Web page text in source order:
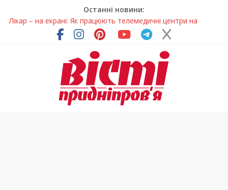
Останні новини:
Лікар – на екрані: Як працюють телемедичні центри на
Дніпропетровщині
У Дніпрі триває масштабна підготовка до опалювального
Пошуки тривають: на Дніпропетровщині досліджують місце
розташування легендарного монастиря (Фото)
Ветерани Дніпропетровщини отримують шанс на власне